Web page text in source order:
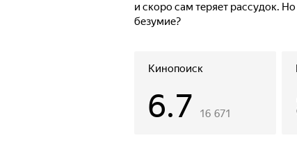
и скоро сам теряет рассудок.
безумие?
Кинопоиск
6.7 16 671